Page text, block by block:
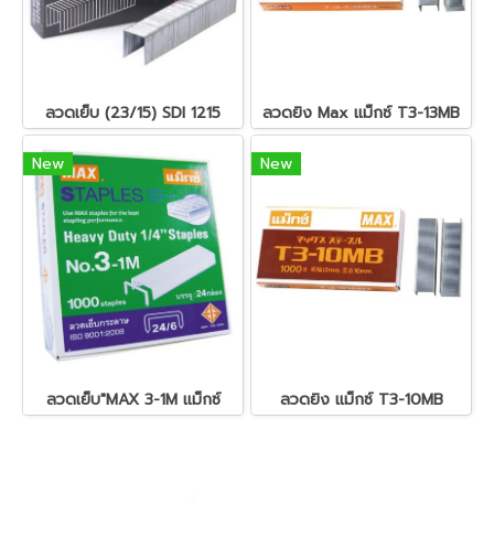
ลวดเย็บ (23/15) SDI 1215 ลวดยิง Max แม็กซ์ T3-13MB
New
ลวดเย็บ"MAX 3-1M แม็กซ์
New
ลวดยิง แม็กซ์ T3-10MB